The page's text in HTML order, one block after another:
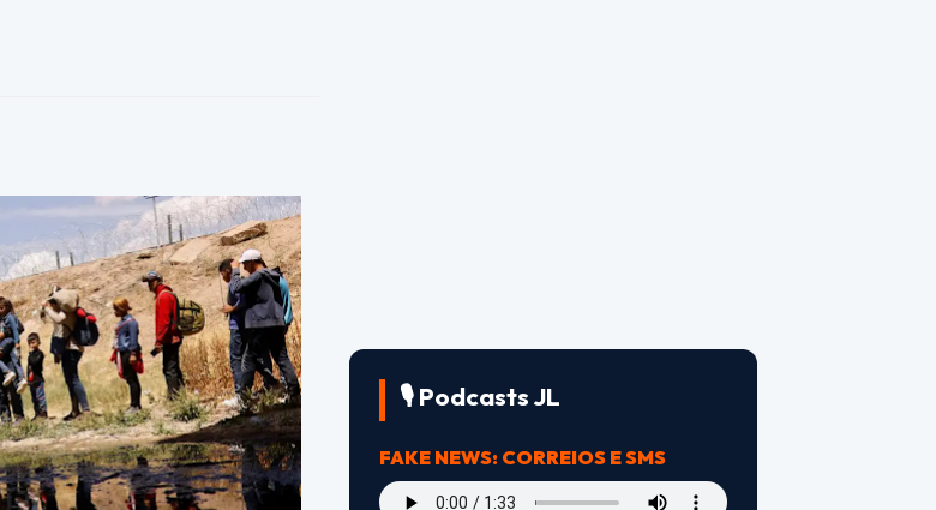
🎙️ Podcasts JL
FAKE NEWS: CORREIOS E SMS